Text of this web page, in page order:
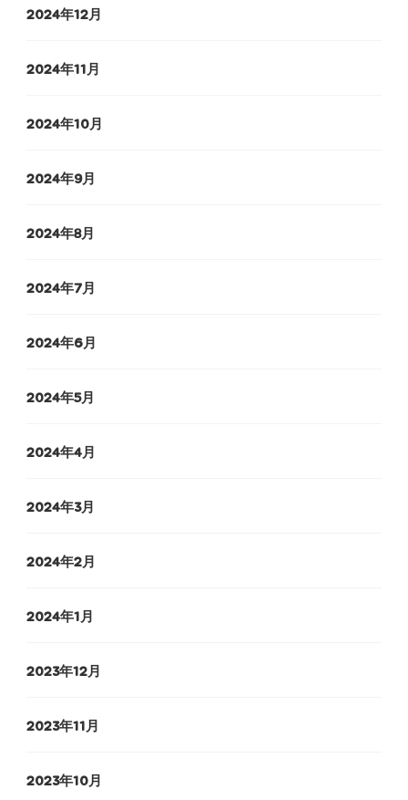
2024年12月
2024年11月
2024年10月
2024年9月
2024年8月
2024年7月
2024年6月
2024年5月
2024年4月
2024年3月
2024年2月
2024年1月
2023年12月
2023年11月
2023年10月